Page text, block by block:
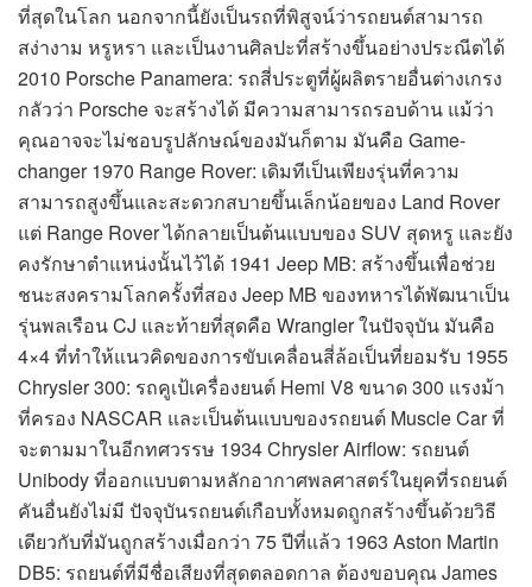
ที่สุดในโลก นอกจากนี้ยังเป็นรถที่พิสูจน์ว่ารถยนต์สามารถ
สง่างาม หรูหรา และเป็นงานศิลปะที่สร้างขึ้นอย่างประณีตได้
2010 Porsche Panamera: รถสี่ประตูที่ผู้ผลิตรายอื่นต่างเกรง
กลัวว่า Porsche จะสร้างได้ มีความสามารถรอบด้าน แม้ว่า
คุณอาจจะไม่ชอบรูปลักษณ์ของมันก็ตาม มันคือ Game-
changer 1970 Range Rover: เดิมทีเป็นเพียงรุ่นที่ความ
สามารถสูงขึ้นและสะดวกสบายขึ้นเล็กน้อยของ Land Rover
แต่ Range Rover ได้กลายเป็นต้นแบบของ SUV สุดหรู และยัง
คงรักษาตำแหน่งนั้นไว้ได้ 1941 Jeep MB: สร้างขึ้นเพื่อช่วย
ชนะสงครามโลกครั้งที่สอง Jeep MB ของทหารได้พัฒนาเป็น
รุ่นพลเรือน CJ และท้ายที่สุดคือ Wrangler ในปัจจุบัน มันคือ
4×4 ที่ทำให้แนวคิดของการขับเคลื่อนสี่ล้อเป็นที่ยอมรับ 1955
Chrysler 300: รถคูเป้เครื่องยนต์ Hemi V8 ขนาด 300 แรงม้า
ที่ครอง NASCAR และเป็นต้นแบบของรถยนต์ Muscle Car ที่
จะตามมาในอีกทศวรรษ 1934 Chrysler Airflow: รถยนต์
Unibody ที่ออกแบบตามหลักอากาศพลศาสตร์ในยุคที่รถยนต์
คันอื่นยังไม่มี ปัจจุบันรถยนต์เกือบทั้งหมดถูกสร้างขึ้นด้วยวิธี
เดียวกับที่มันถูกสร้างเมื่อกว่า 75 ปีที่แล้ว 1963 Aston Martin
DB5: รถยนต์ที่มีชื่อเสียงที่สุดตลอดกาล ต้องขอบคุณ James